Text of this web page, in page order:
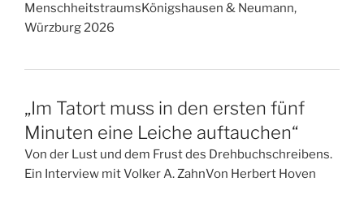
MenschheitstraumsKönigshausen & Neumann,
Würzburg 2026
„Im Tatort muss in den ersten fünf
Minuten eine Leiche auftauchen“
Von der Lust und dem Frust des Drehbuchschreibens.
Ein Interview mit Volker A. ZahnVon Herbert Hoven